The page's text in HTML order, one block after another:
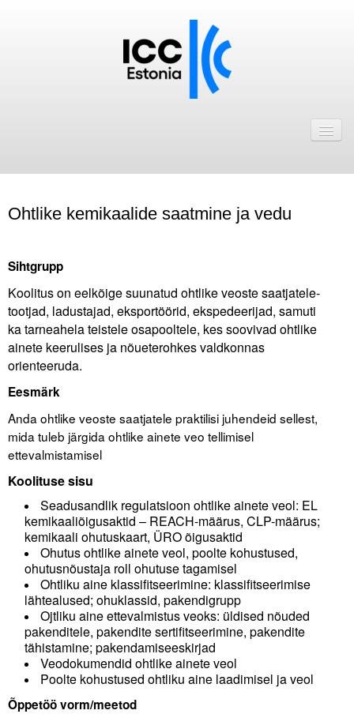
ICC Eesti liikmebaas
Astu ICC Eesti liikmeks!
Kalender
ICC Eesti
Tegevused
Publikatsioonid
Arvamus
Viidad
ICC WBO
ICC komisjonid
Digiraamatukogu
Juhendid ja väljaanded
Videod
Kontakt
Ohtlike kemikaalide saatmine ja vedu
Sihtgrupp
Koolitus on eelkõige suunatud ohtlike veoste saatjatele-
tootjad, ladustajad, eksportöörid, ekspedeerijad, samuti
ka tarneahela teistele osapooltele, kes soovivad ohtlike
ainete keerulises ja nõueterohkes valdkonnas
orienteeruda.
Eesmärk
Anda ohtlike veoste saatjatele praktilisi juhendeid sellest,
mida tuleb järgida ohtlike ainete veo tellimisel
ettevalmistamisel
Koolituse sisu
Seadusandlik regulatsioon ohtlike ainete veol: EL
kemikaaliõigusaktid – REACH-määrus, CLP-määrus;
kemikaali ohutuskaart, ÜRO õigusaktid
Ohutus ohtlike ainete veol, poolte kohustused,
ohutusnõustaja roll ohutuse tagamisel
Ohtliku aine klassifitseerimine: klassifitseerimise
lähtealused; ohuklassid, pakendigrupp
Ojtliku aine ettevalmistus veoks: üldised nõuded
pakenditele, pakendite sertifitseerimine, pakendite
tähistamine; pakendamiseeskirjad
Veodokumendid ohtlike ainete veol
Poolte kohustused ohtliku aine laadimisel ja veol
Õppetöö vorm/meetod